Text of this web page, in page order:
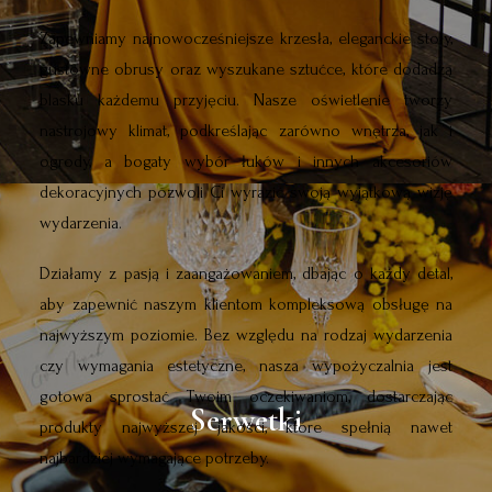
Stoły
Serwetki
Zapewniamy najnowocześniejsze krzesła, eleganckie stoły,
gustowne obrusy oraz wyszukane sztućce, które dodadzą
blasku każdemu przyjęciu. Nasze oświetlenie tworzy
nastrojowy klimat, podkreślając zarówno wnętrza, jak i
ogrody, a bogaty wybór łuków i innych akcesoriów
dekoracyjnych pozwoli Ci wyrazić swoją wyjątkową wizję
wydarzenia.
Działamy z pasją i zaangażowaniem, dbając o każdy detal,
aby zapewnić naszym klientom kompleksową obsługę na
najwyższym poziomie. Bez względu na rodzaj wydarzenia
czy wymagania estetyczne, nasza wypożyczalnia jest
gotowa sprostać Twoim oczekiwaniom, dostarczając
produkty najwyższej jakości, które spełnią nawet
najbardziej wymagające potrzeby.